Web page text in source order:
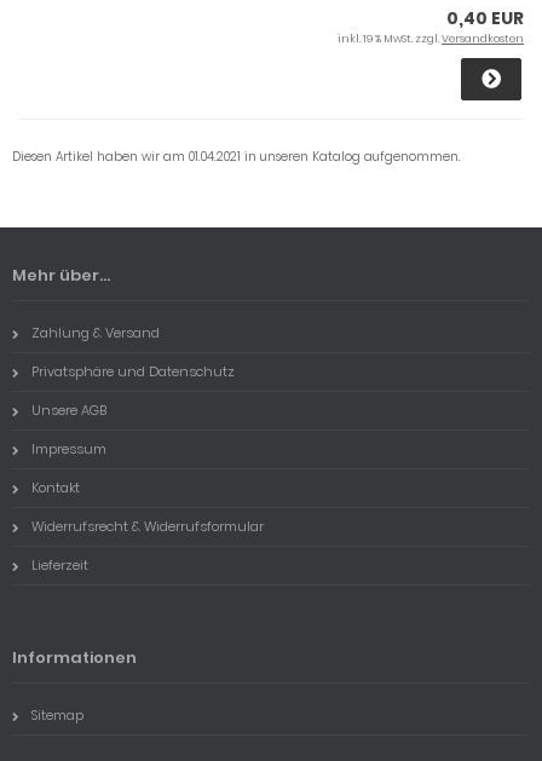
0,40 EUR
inkl. 19 % MwSt. zzgl.Versandkosten
Diesen Artikel haben wir am 01.04.2021 in unseren Katalog aufgenommen.
Mehr über...
Zahlung & Versand
Privatsphäre und Datenschutz
Unsere AGB
Impressum
Kontakt
Widerrufsrecht & Widerrufsformular
Lieferzeit
Informationen
Sitemap